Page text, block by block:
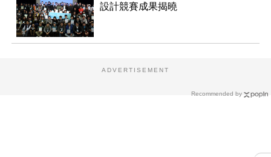
設計競賽成果揭曉
Recommended by
ADVERTISEMENT